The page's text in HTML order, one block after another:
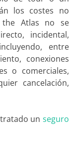
los costes no
the Atlas no se
incidental,
entre
conexiones
o comerciales,
cancelación,
un seguro